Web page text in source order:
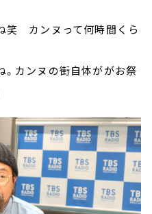
笑 カンヌって何時間くら
。カンヌの街自体ががお祭